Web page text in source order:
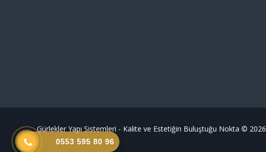
Gürlekler Yapı Sistemleri - Kalite ve Estetiğin Buluştuğu Nokta © 2026
0553 595 80 96